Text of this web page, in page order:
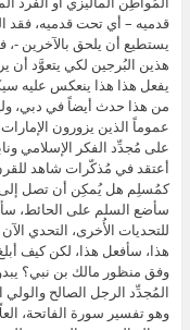
قدميه – أي تحت قدميه، فقد
يستطيع أن يلحق بالآخرين -،
هذين البُرجين لكي يتعوَّد أن
يفعل هذا هذا ينعكس عليه
من هذا حدث أيضاً في دبي،
عموماً الذين يزورون
على مُجدِّد الفكر الإسلامي
أعتقد في مُذكّرات شاهد
كمُسلِم هل يُمكِن أن تصل إلى
سأضع السلم على الحائط،
للتحديات الأُخرى، التحدي
هذا، سأفعل هذا، لكن كيف
وفق منظور مالك بن نبي؟
المُجدِّد الرجل الصالح والولي
وهو تفسير سورة الفاتحة،